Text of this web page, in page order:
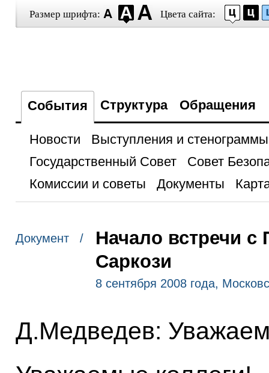
Размер шрифта: Цвета сайта:
События Структура Обращения
Новости
Выступления и стенограммы
Государственный Совет
Совет
Комиссии и советы
Документы
Документ /
Начало встречи
Саркози
8 сентября 2008 года,
Д.Медведев: